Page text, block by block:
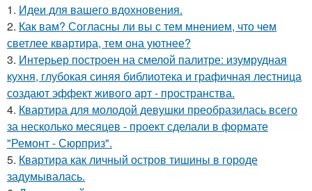
1. Идеи для вашего вдохновения.
2. Как вам? Согласны ли вы с тем мнением, что чем
светлее квартира, тем она уютнее?
3. Интерьер построен на смелой палитре: изумрудная
кухня, глубокая синяя библиотека и графичная лестница
создают эффект живого арт - пространства.
4. Квартира для молодой девушки преобразилась всего
за несколько месяцев - проект сделали в формате
"Ремонт - Сюрприз".
5. Квартира как личный остров тишины в городе
задумывалась.